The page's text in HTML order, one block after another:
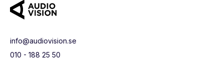
info@audiovision.se
010 - 188 25 50